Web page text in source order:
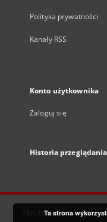
Polityka prywatności
Kanały RSS
Konto użytkownika
Zaloguj się
Historia przeglądania
Ten serwis działa
Ta strona